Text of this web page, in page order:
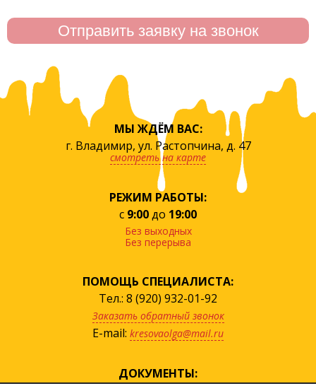
МЫ ЖДЁМ ВАС:
г. Владимир, ул. Растопчина, д. 47
смотреть на карте
РЕЖИМ РАБОТЫ:
с 9:00до 19:00
Без выходных
Без перерыва
ПОМОЩЬ СПЕЦИАЛИСТА:
Тел.: 8 (920) 932-01-92
Заказать обратный звонок
E-mail: kresovaolga@mail.ru
ДОКУМЕНТЫ: